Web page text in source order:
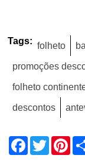
Tags: folheto
promoções
folheto
descontos
Facebook
Twitter